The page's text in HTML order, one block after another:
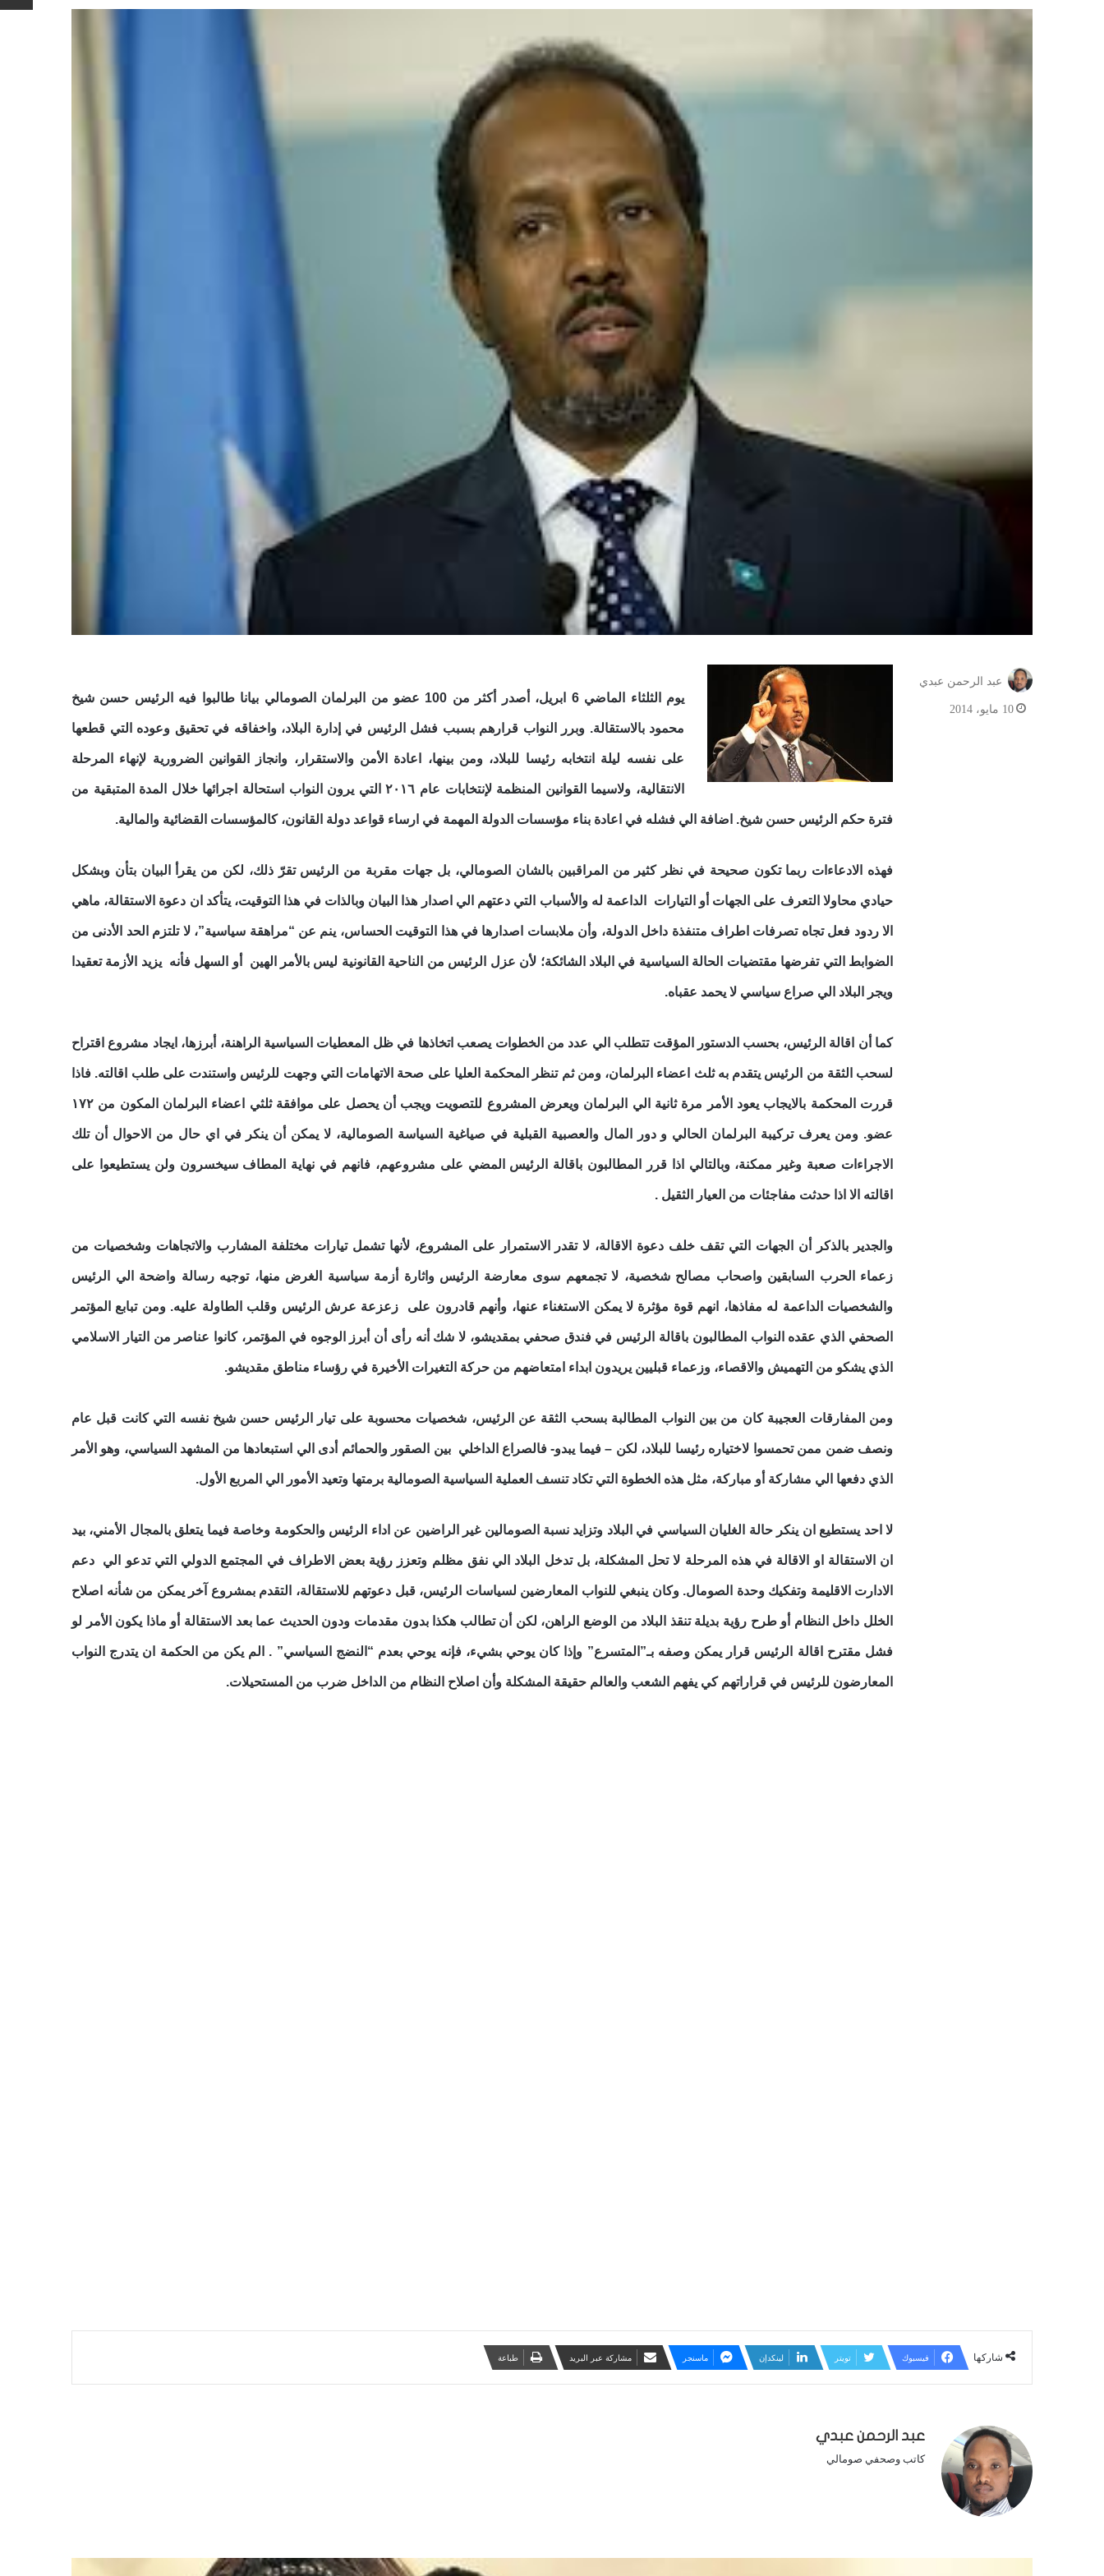
يوم الثلثاء الماضي 6 ابريل، أصدر أكثر من 100 عضو من البرلمان الصومالي بيانا طالبوا فيه الرئيس حسن شيخ
محمود بالاستقالة. وبرر النواب قرارهم بسبب فشل الرئيس في إدارة البلاد، واخفاقه في تحقيق وعوده التي قطعها
على نفسه ليلة انتخابه رئيسا للبلاد، ومن بينها، اعادة الأمن والاستقرار، وانجاز القوانين الضرورية لإنهاء المرحلة
الانتقالية، ولاسيما القوانين المنظمة لإنتخابات عام ٢٠١٦ التي يرون النواب استحالة اجرائها خلال المدة المتبقية من
فترة حكم الرئيس حسن شيخ. اضافة الي فشله في اعادة بناء مؤسسات الدولة المهمة في ارساء قواعد دولة القانون، كالمؤسسات القضائية والمالية.
فهذه الادعاءات ربما تكون صحيحة في نظر كثير من المراقبين بالشان الصومالي، بل جهات مقربة من الرئيس تقرّ ذلك، لكن من يقرأ البيان بتأن وبشكل
حيادي محاولا التعرف على الجهات أو التيارات الداعمة له والأسباب التي دعتهم الي اصدار هذا البيان وبالذات في هذا التوقيت، يتأكد ان دعوة الاستقالة، ماهي
الا ردود فعل تجاه تصرفات اطراف متنفذة داخل الدولة، وأن ملابسات اصدارها في هذا التوقيت الحساس، ينم عن “مراهقة سياسية”، لا تلتزم الحد الأدنى من
الضوابط التي تفرضها مقتضيات الحالة السياسية في البلاد الشائكة؛ لأن عزل الرئيس من الناحية القانونية ليس بالأمر الهين أو السهل فأنه يزيد الأزمة تعقيدا
ويجر البلاد الي صراع سياسي لا يحمد عقباه.
كما أن اقالة الرئيس، بحسب الدستور المؤقت تتطلب الي عدد من الخطوات يصعب اتخاذها في ظل المعطيات السياسية الراهنة، أبرزها، ايجاد مشروع اقتراح
لسحب الثقة من الرئيس يتقدم به ثلث اعضاء البرلمان، ومن ثم تنظر المحكمة العليا على صحة الاتهامات التي وجهت للرئيس واستندت على طلب اقالته. فاذا
قررت المحكمة بالايجاب يعود الأمر مرة ثانية الي البرلمان ويعرض المشروع للتصويت ويجب أن يحصل على موافقة ثلثي اعضاء البرلمان المكون من ١٧٢
عضو. ومن يعرف تركيبة البرلمان الحالي و دور المال والعصبية القبلية في صياغية السياسة الصومالية، لا يمكن أن ينكر في اي حال من الاحوال أن تلك
الاجراءات صعبة وغير ممكنة، وبالتالي اذا قرر المطالبون باقالة الرئيس المضي على مشروعهم، فانهم في نهاية المطاف سيخسرون ولن يستطيعوا على
اقالته الا اذا حدثت مفاجئات من العيار الثقيل .
والجدير بالذكر أن الجهات التي تقف خلف دعوة الاقالة، لا تقدر الاستمرار على المشروع، لأنها تشمل تيارات مختلفة المشارب والاتجاهات وشخصيات من
زعماء الحرب السابقين واصحاب مصالح شخصية، لا تجمعهم سوى معارضة الرئيس واثارة أزمة سياسية الغرض منها، توجيه رسالة واضحة الي الرئيس
والشخصيات الداعمة له مفاذها، انهم قوة مؤثرة لا يمكن الاستغناء عنها، وأنهم قادرون على زعزعة عرش الرئيس وقلب الطاولة عليه. ومن تبابع المؤتمر
الصحفي الذي عقده النواب المطالبون باقالة الرئيس في فندق صحفي بمقديشو، لا شك أنه رأى أن أبرز الوجوه في المؤتمر، كانوا عناصر من التيار الاسلامي
الذي يشكو من التهميش والاقصاء، وزعماء قبليين يريدون ابداء امتعاضهم من حركة التغيرات الأخيرة في رؤساء مناطق مقديشو.
ومن المفارقات العجيبة كان من بين النواب المطالبة بسحب الثقة عن الرئيس، شخصيات محسوبة على تيار الرئيس حسن شيخ نفسه التيكانت قبل عام
ونصف ضمن ممن تحمسوا لاختياره رئيسا للبلاد، لكن – فيما يبدو- فالصراع الداخلي بين الصقور والحمائم أدى الي استبعادها من المشهد السياسي، وهو الأمر
الذي دفعها الي مشاركة أو مباركة، مثل هذه الخطوة التي تكاد تنسف العملية السياسية الصومالية برمتها وتعيد الأمور الي المربع الأول.
لا احد يستطيع ان ينكر حالة الغليان السياسي في البلاد وتزايد نسبة الصومالين غير الراضين عن اداء الرئيس والحكومة وخاصة فيما يتعلق بالمجال الأمني، بيد
ان الاستقالة او الاقالة في هذه المرحلة لا تحل المشكلة، بل تدخل البلاد الي نفق مظلم وتعزز رؤية بعض الاطراف في المجتمع الدولي التي تدعو الي دعم
الادارت الاقليمة وتفكيك وحدة الصومال. وكان ينبغي للنواب المعارضين لسياسات الرئيس، قبل دعوتهم للاستقالة، التقدم بمشروع آخر يمكن من شأنه اصلاح
الخلل داخل النظام أو طرح رؤية بديلة تنقذ البلاد من الوضع الراهن، لكن أن تطالب هكذا بدون مقدمات ودون الحديث عما بعد الاستقالة أو ماذا يكون الأمر لو
فشل مقترح اقالة الرئيس قرار يمكن وصفهبـ”المتسرع” وإذا كان يوحي بشيء، فإنه يوحي بعدم “النضج السياسي” . الم يكن من الحكمة ان يتدرج النواب
المعارضون للرئيس في قراراتهم كي يفهم الشعب والعالم حقيقة المشكلة وأن اصلاح النظام من الداخل ضرب من المستحيلات.
عبد الرحمن عبدي
10 مايو، 2014
شاركها فيسبوك تويتر لينكدإن ماسنجر مشاركة عبر البريد طباعة
عبد الرحمن عبدي
كاتب وصحفي صومالي